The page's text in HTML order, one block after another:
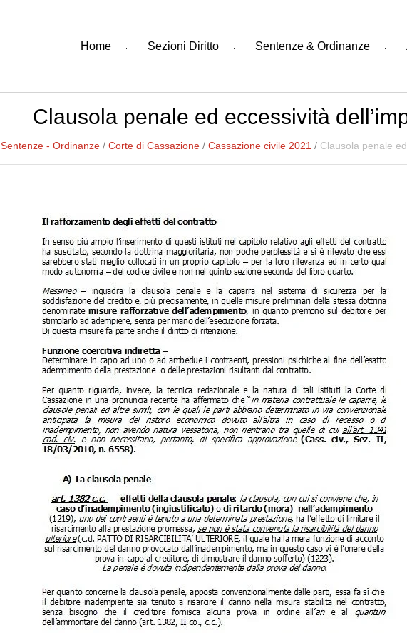
Home Sezioni Diritto Sentenze & Ordinanze
Clausola penale ed eccessività
Sentenze - Ordinanze / Corte di Cassazione / Cassazione civile 2021 / Clausola penale